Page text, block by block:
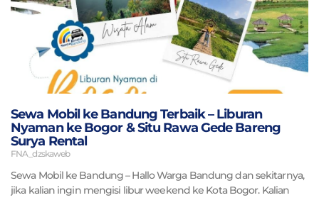
Sewa Mobil ke Bandung Terbaik – Liburan
Nyaman ke Bogor & Situ Rawa Gede Bareng
Surya Rental
FNA_dzskaweb
Sewa Mobil ke Bandung – Hallo Warga Bandung dan sekitarnya,
jika kalian ingin mengisi libur weekend ke Kota Bogor. Kalian